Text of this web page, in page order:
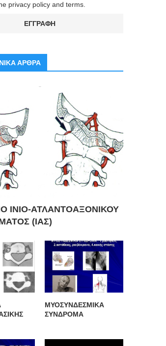
privacy policy and terms.
ΑΡΘΡΑ
ΙΝΙΟ-ΑΤΛΑΝΤΟΑΞΟΝΙΚΟΥ
(ΙΑΣ)
ΜΥΟΣΥΝΔΕΣΜΙΚΑ
ΣΥΝΔΡΟΜΑ